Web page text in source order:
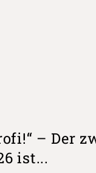
– Der
ist...